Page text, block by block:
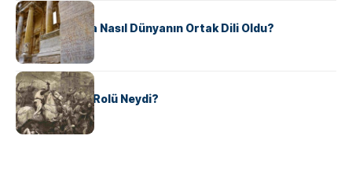
KÜLTÜR
Antik Yunanca Nasıl Dünyanın Ortak Dili Oldu?
KÜLTÜR
Valdensler’in Rolü Neydi?